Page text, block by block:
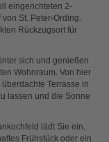
eingerichteten 2-
St. Peter-Ording.
Rückzugsort für
sich und genießen
Wohnraum. Von hier
Terrasse in
lassen und die Sonne
lädt Sie ein,
Frühstück oder ein